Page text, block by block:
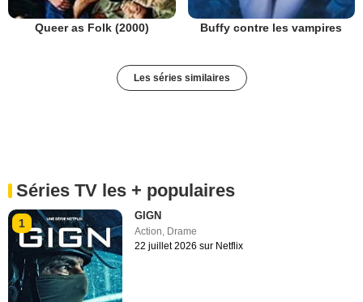
Queer as Folk (2000) Buffy contre les vampires
Les séries similaires
Séries TV les + populaires
1
GIGN
Action, Drame
22 juillet 2026 sur Netflix